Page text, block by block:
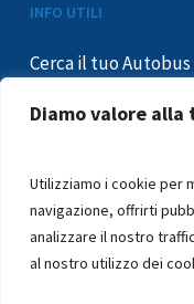
Diamo valore alla
Utilizziamo i cookie per
navigazione, offrirti
analizzare il nostro
al nostro utilizzo dei
INFO UTILI
Cerca il tuo Autobus
Segnalazioni e
In caso di sciopero
Segnalazioni –